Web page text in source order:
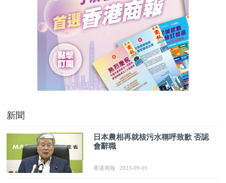
新聞
日本農相再就核污水稱呼致歉 否認
會辭職
香港商報 2023-09-01